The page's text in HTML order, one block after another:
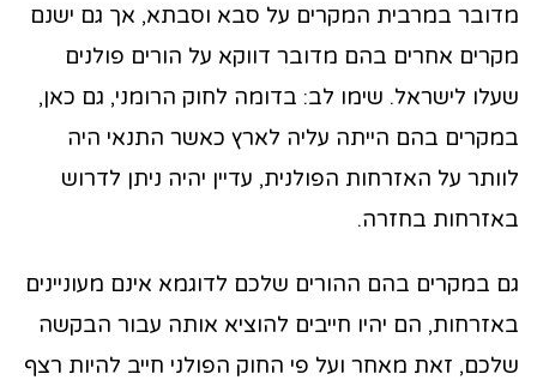
מדובר במרבית המקרים על סבא וסבתא, אך גם ישנם
מקרים אחרים בהם מדובר דווקא על הורים פולנים
שעלו לישראל. שימו לב: בדומה לחוק הרומני, גם כאן,
במקרים בהם הייתה עליה לארץ כאשר התנאי היה
לוותר על האזרחות הפולנית, עדיין יהיה ניתן לדרוש
באזרחות בחזרה.
גם במקרים בהם ההורים שלכם לדוגמא אינם מעוניינים
באזרחות, הם יהיו חייבים להוציא אותה עבור הבקשה
שלכם, זאת מאחר ועל פי החוק הפולני חייב להיות רצף